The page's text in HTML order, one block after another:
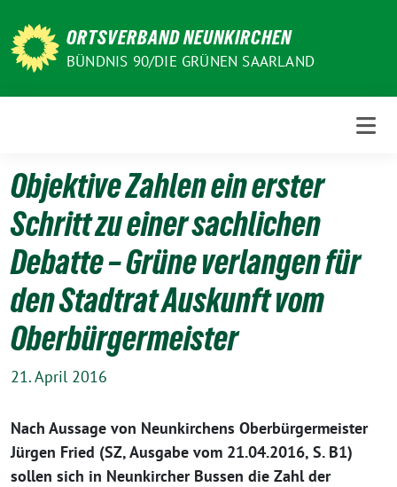
zum
Inhalt
ORTSVERBAND NEUNKIRCHEN
BÜNDNIS 90/DIE GRÜNEN SAARLAND
Objektive Zahlen ein erster
Schritt zu einer sachlichen
Debatte – Grüne verlangen für
den Stadtrat Auskunft vom
Oberbürgermeister
21. April 2016
Nach Aussage von Neunkirchens Oberbürgermeister
Jürgen Fried (SZ, Ausgabe vom 21.04.2016, S. B1)
sollen sich in Neunkircher Bussen die Zahl der